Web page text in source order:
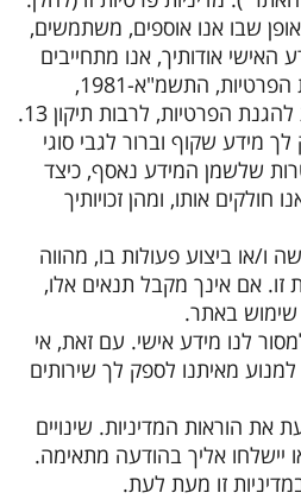
שבו אנו אוספים, משתמשים,
אודותיך, אנו מתחייבים
לפעול בהתאם לחוק הגנת הפרטיות, התשמ"א-1981,
הפרטיות, לרבות תיקון 13.
מידע שקוף וברור לגבי סוגי
שלשמן המידע נאסף, כיצד
אותו, ומהן זכויותיך
ו/או ביצוע פעולות בו, מהווה
זו. אם אינך מקבל תנאים אלו,
באתר.
לנו מידע אישי. עם זאת, אי
מאיתנו לספק לך שירותים
הוראות המדיניות. שינויים
יישלחו אליך בהודעה מתאימה.
זו מעת לעת.